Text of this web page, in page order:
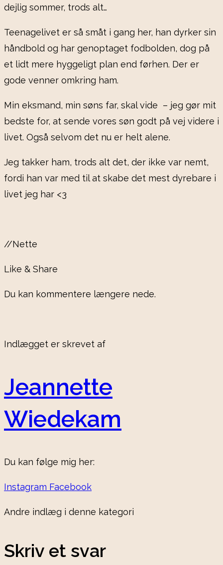
dejlig sommer, trods alt…
Teenagelivet er så småt i gang her, han dyrker sin
håndbold og har genoptaget fodbolden, dog på
et lidt mere hyggeligt plan end førhen. Der er
gode venner omkring ham.
Min eksmand, min søns far, skal vide – jeg gør mit
bedste for, at sende vores søn godt på vej videre i
livet. Også selvom det nu er helt alene.
Jeg takker ham, trods alt det, der ikke var nemt,
fordi han var med til at skabe det mest dyrebare i
livet jeg har <3
//Nette
Like & Share
Du kan kommentere længere nede.
Indlægget er skrevet af
Jeannette
Wiedekam
Du kan følge mig her:
Instagram Facebook
Andre indlæg i denne kategori
Skriv et svar